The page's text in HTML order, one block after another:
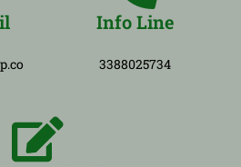
Info Line
3388025734